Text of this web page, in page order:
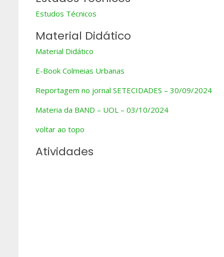
Estudos Técnicos
Material Didático
Material Didático
E-Book Colmeias Urbanas
Reportagem no jornal SETECIDADES – 30/09/2024
Materia da BAND – UOL – 03/10/2024
voltar ao topo
Atividades